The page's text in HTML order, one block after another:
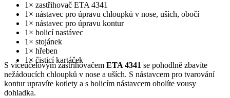
1× zastřihovač ETA 4341
1× nástavec pro úpravu chloupků v nose, uších, obočí
1× nástavec pro úpravu kontur
1× holicí nastávec
1× stojánek
1× hřeben
1× čisticí kartáček
S víceúčelovým zastřihovačem ETA 4341 se pohodlně zbavíte
nežádoucích chloupků v nose a uších. S nástavcem pro tvarování
kontur upravíte kotlety a s holicím nástavcem oholíte vousy
dohladka.